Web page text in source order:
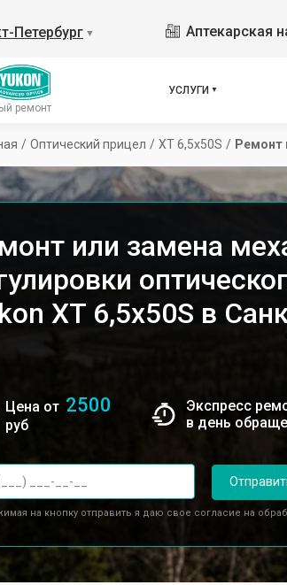
Петербург ▼ Аптекарская
ремонт
УСЛУГИ
/ Оптический прицел / XT 6,5x50S / Ремонт
или замена
XT 6,5x50S в
Цена от 2500
руб
Экспресс
в день
на кнопку отправить я даю свое согласие на